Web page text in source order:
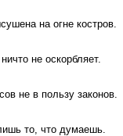
на огне костров.
не оскорбляет.
не в пользу законов.
то, что думаешь.